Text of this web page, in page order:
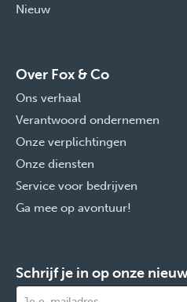
Nieuw
Over Fox & Co
Ons verhaal
Verantwoord ondernemen
Onze verplichtingen
Onze diensten
Service voor bedrijven
Ga mee op avontuur!
Schrijf je in op onze